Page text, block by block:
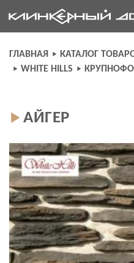
to
content
ГЛАВНАЯ КАТАЛОГ
WHITE HILLS
АЙГЕР